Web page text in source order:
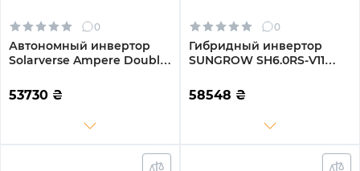
0
Автономный инвертор
Solarverse Ampere Double
Однофазный (SV8048AD)
53730 ₴
0
Гибридный инвертор
SUNGROW SH6.0RS-V11
Однофазный (ASH00099)
58548 ₴